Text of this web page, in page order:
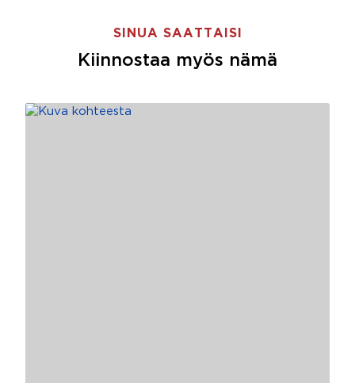
SINUA SAATTAISI
Kiinnostaa myös nämä